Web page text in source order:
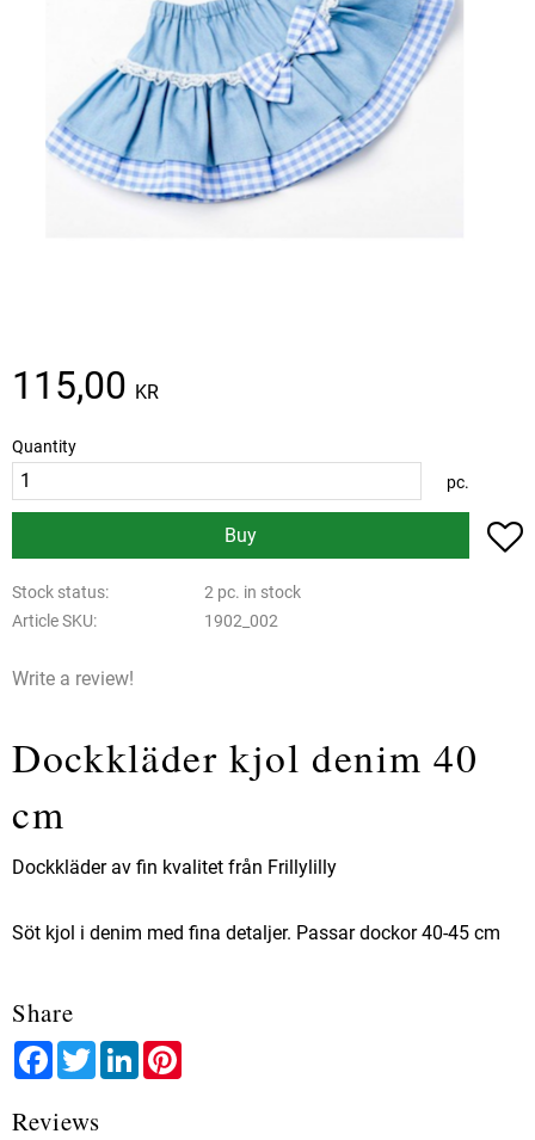
115,00 KR
Quantity
pc.
Buy
Stock status
2 pc. in stock
Article SKU
1902_002
Write a review!
Dockkläder kjol denim 40
cm
Dockkläder av fin kvalitet från Frillylilly
Söt kjol i denim med fina detaljer. Passar dockor 40-45 cm
Share
FacebookTwitterLinkedIn
Reviews